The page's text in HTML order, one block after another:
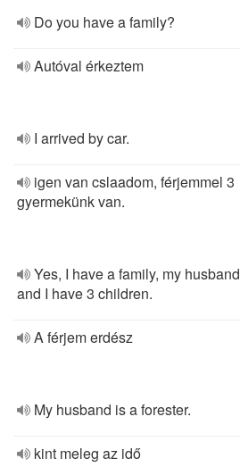
Do you have a family?
Autóval érkeztem
I arrived by car.
igen van cslaadom, férjemmel 3
gyermekünk van.
Yes, I have a family, my husband
and I have 3 children.
A férjem erdész
My husband is a forester.
kint meleg az idő